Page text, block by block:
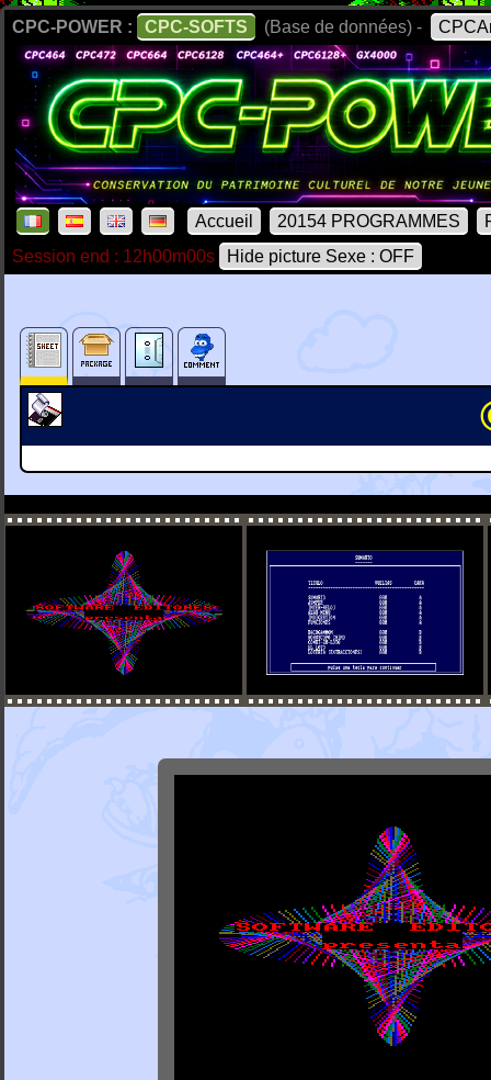
CPC-POWER : CPC-SOFTS (Base de données) -
Accueil 20154 PROGRAMMES
Session end : 12h00m00s
Hide picture Sexe : OFF